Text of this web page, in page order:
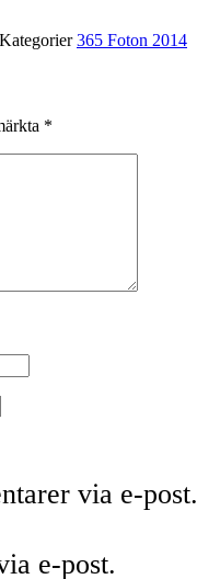
Kategorier365 Foton 2014
*
via e-post.
e-post.